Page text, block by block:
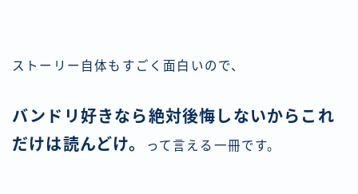
ストーリー自体もすごく面白いので、
バンドリ好きなら絶対後悔しないからこれ
だけは読んどけ。
って言える一冊です。